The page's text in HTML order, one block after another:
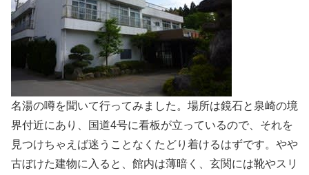
名湯の噂を聞いて行ってみました。場所は鏡石と泉崎の境
界付近にあり、国道4号に看板が立っているので、それを
見つけちゃえば迷うことなくたどり着けるはずです。やや
古ぼけた建物に入ると、館内は薄暗く、玄関には靴やスリ